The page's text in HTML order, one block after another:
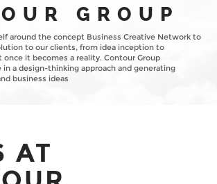
GROUP
around the concept Business Creative Network to
to our clients, from idea inception to
once it becomes a reality. Contour Group
in a design-thinking approach and generating
business ideas
AT